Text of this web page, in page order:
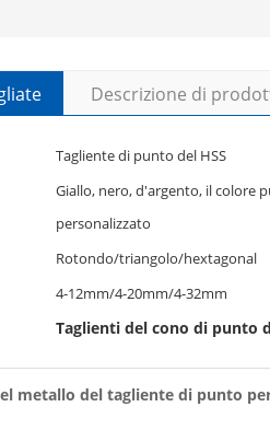
Descrizione di
Tagliente di punto del HSS
Giallo, nero, d'argento, il colore
personalizzato
Rotondo/triangolo/hextagonal
4-12mm/4-20mm/4-32mm
Taglienti del cono di punto
metallo del tagliente di punto